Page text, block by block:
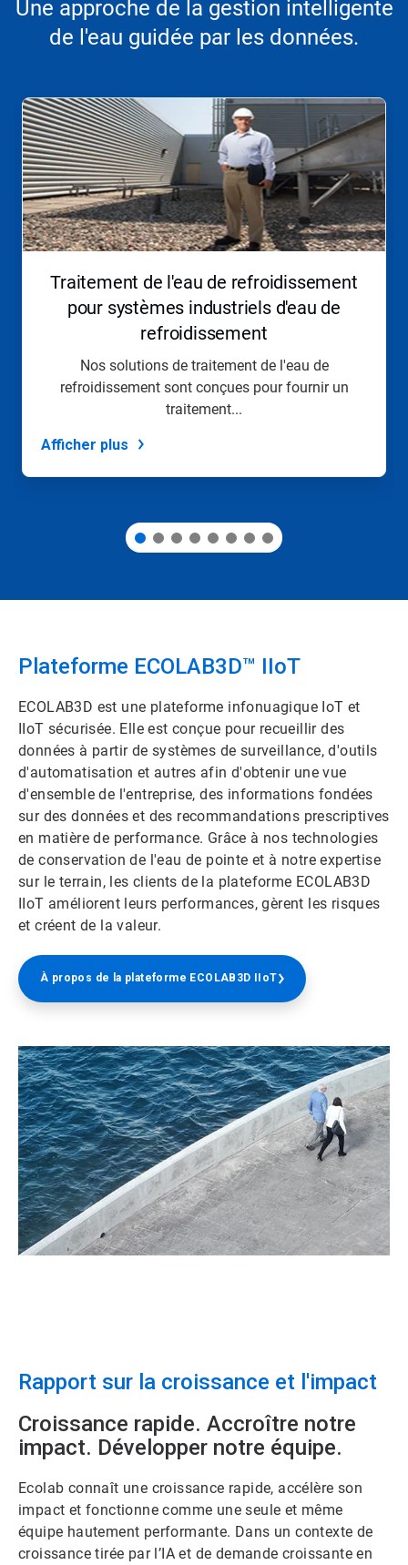
Une approche de la gestion intelligente
de l'eau guidée par les données.
Ceci
est
un
carrousel.
Utilisez
les
boutons
Suivant
et
Précédent
naviguer
points
navigation.
Traitement de l'eau de refroidissement
pour systèmes industriels d'eau de
refroidissement
Nos solutions de traitement de l'eau de
refroidissement sont conçues pour fournir un
traitement...
Afficher plus
Plateforme ECOLAB3D™ IIoT​
ECOLAB3D est une plateforme infonuagique IoT et
IIoT sécurisée. Elle est conçue pour recueillir des
données à partir de systèmes de surveillance, d'outils
d'automatisation et autres afin d'obtenir une vue
d'ensemble de l'entreprise, des informations fondées
sur des données et des recommandations prescriptives
en matière de performance. Grâce à nos technologies
de conservation de l'eau de pointe et à notre expertise
sur le terrain, les clients de la plateforme ECOLAB3D
IIoT améliorent leurs performances, gèrent les risques
et créent de la valeur.
À propos de la plateforme ECOLAB3D IIoT
Rapport sur la croissance et l'impact
Croissance rapide. Accroître notre
impact. Développer notre équipe.
Ecolab connaît une croissance rapide, accélère son
impact et fonctionne comme une seule et même
équipe hautement performante. Dans un contexte de
croissance tirée par l’IA et de demande croissante en